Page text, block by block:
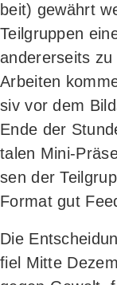
beit) gewährt
Teil­grup­pen
ande­rer­seits
Arbei­ten
siv vor dem
Ende der
ta­len Mini-
sen der
For­mat gut
Die
fiel Mit­te